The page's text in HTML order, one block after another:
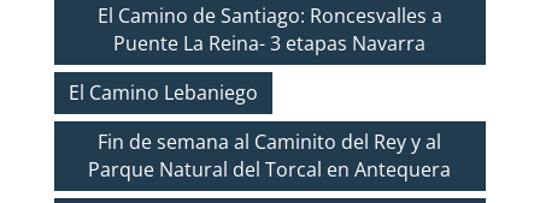
El Camino de Santiago: Roncesvalles a
Puente La Reina- 3 etapas Navarra
El Camino Lebaniego
Fin de semana al Caminito del Rey y al
Parque Natural del Torcal en Antequera